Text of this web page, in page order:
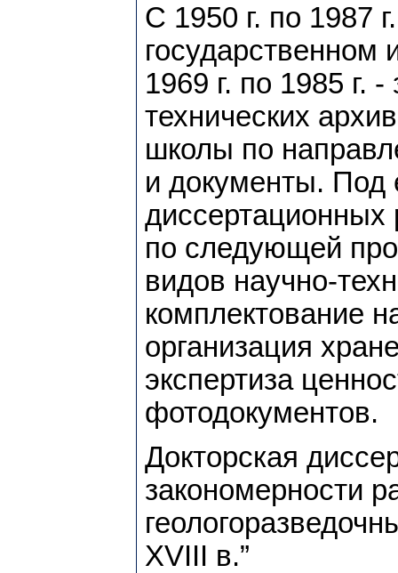
С 1950 г. по 1987
государственном
1969 г. по 1985 г.
технических
школы по
и документы. Под
диссертационных
по следующей
видов научно-
комплектование
организация
экспертиза
фотодокументов.
Докторская
закономерности
XVIII в.”